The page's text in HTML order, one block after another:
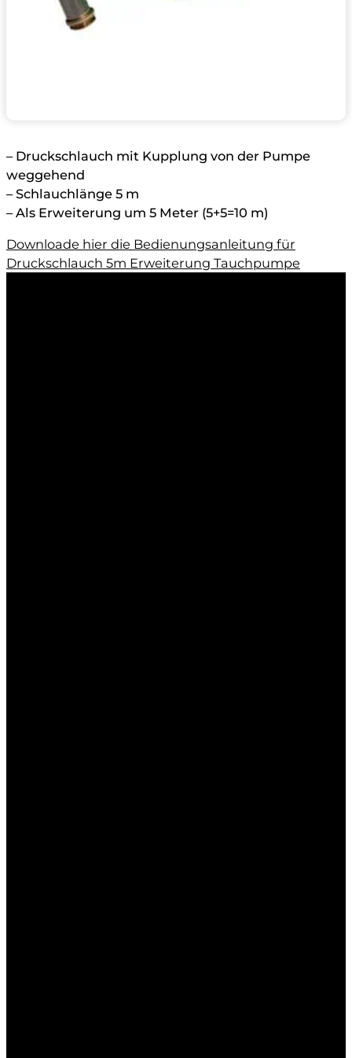
– Druckschlauch mit Kupplung von der Pumpe
weggehend
– Schlauchlänge 5 m
– Als Erweiterung um 5 Meter (5+5=10 m)
Downloade hier die Bedienungsanleitung für
Druckschlauch 5m Erweiterung Tauchpumpe